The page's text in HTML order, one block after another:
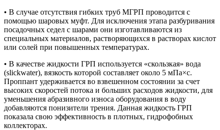
• В случае отсутствия гибких труб МГРП проводится с
помощью шаровых муфт. Для исключения этапа разбуривания
посадочных седел с шарами они изготавливаются из
специальных материалов, растворяющихся в растворах кислот
или солей при повышенных температурах.
• В качестве жидкости ГРП используется «скользкая» вода
(slickwater), вязкость которой составляет около 5 мПа×с.
Проппант удерживается во взвешенном состоянии за счет
высоких скоростей потока и больших расходов жидкости, для
уменьшения абразивного износа оборудования в воду
добавляются понизители трения. Данная жидкость ГРП
показала свою эффективность в плотных, гидрофобных
коллекторах.